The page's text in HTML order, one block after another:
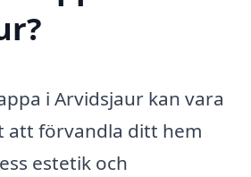
i Arvidsjaur kan vara
att förvandla ditt hem
estetik och